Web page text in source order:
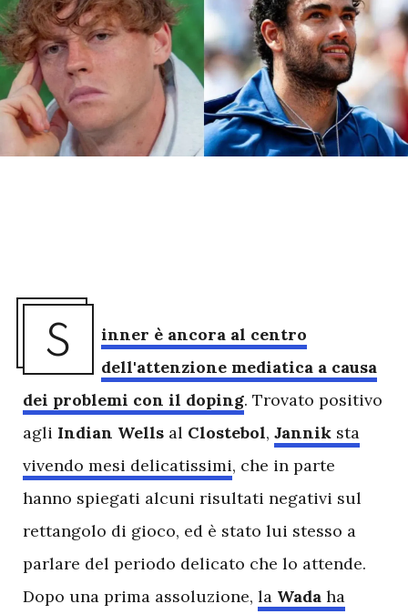
S
inner è ancora al centro
dell'attenzione mediatica a causa
dei problemi con il doping. Trovato positivo
agli Indian Wells al Clostebol, Jannik sta
vivendo mesi delicatissimi, che in parte
hanno spiegati alcuni risultati negativi sul
rettangolo di gioco, ed è stato lui stesso a
parlare del periodo delicato che lo attende.
Dopo una prima assoluzione, la Wada ha